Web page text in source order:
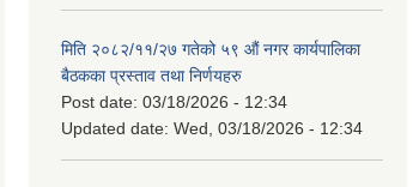
मिति २०८२/११/२७ गतेको ५९ औं नगर कार्यपालिका
बैठकका प्रस्ताव तथा निर्णयहरु
Post date: 03/18/2026 - 12:34
Updated date: Wed, 03/18/2026 - 12:34